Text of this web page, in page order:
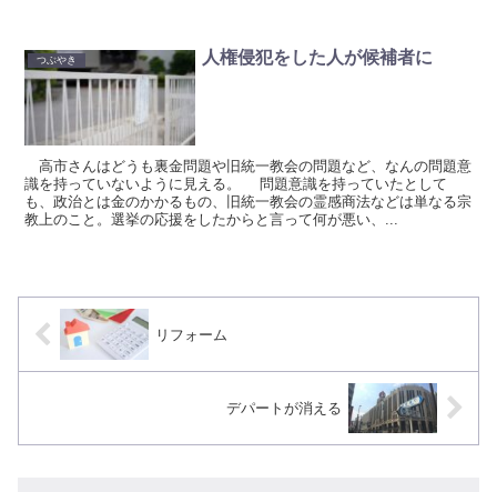
つぶやき 人権侵犯をした人が候補者に
高市さんはどうも裏金問題や旧統一教会の問題など、なんの問題意
識を持っていないように見える。 問題意識を持っていたとして
も、政治とは金のかかるもの、旧統一教会の霊感商法などは単なる宗
教上のこと。選挙の応援をしたからと言って何が悪い、...
リフォーム
デパートが消える